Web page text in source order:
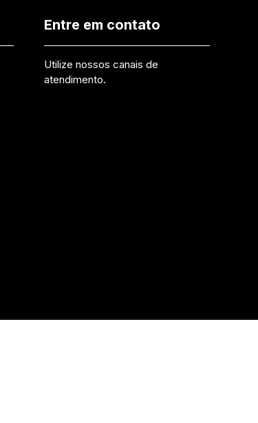
Entre em contato
Utilize nossos canais de
atendimento.